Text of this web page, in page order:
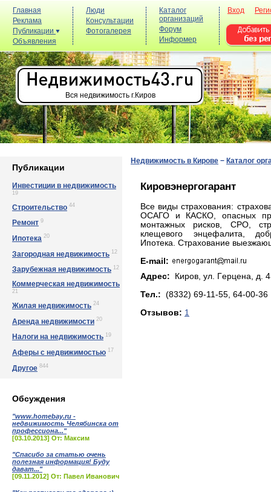
Главная
Реклама
Публикации
Объявления
Люди
Консультации
Фотогалерея
Каталог
организаций
Форум
Информер
Вход
Вся недвижимость г.Киров
Публикации
Инвестиции в недвижимость
19
Строительство 44
Ремонт 9
Ипотека 20
Загородная недвижимость 12
Зарубежная недвижимость 12
Коммерческая недвижимость
21
Жилая недвижимость 24
Аренда недвижимости 20
Налоги на недвижимость 19
Аферы с недвижимостью 17
Другое 844
Обсуждения
"www.homebay.ru -
недвижимость Челябинска от
профессиона..."
[03.10.2013] От: Максим
"Спасибо за статью очень
полезная информация! Буду
дават..."
[09.11.2012] От: Павел Иванович
Недвижимость в Кирове − Каталог
Кировэнергогарант
Все виды страхования:
ОСАГО и КАСКО, опасных
монтажных рисков, СРО,
клещевого энцефалита,
Ипотека. Страхование
E-mail:
Адрес: Киров, ул. Гepцeнa, д.
Тел.: (8332) 69-11-55, 64-00-36
Отзывов: 1